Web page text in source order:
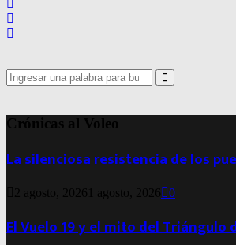
Search
for:
Search
Crónicas al Voleo
La silenciosa resistencia de los
2 agosto, 2026 1 agosto, 2026 0
El Vuelo 19 y el mito del Triángulo